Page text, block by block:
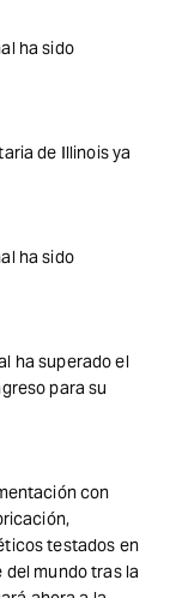
ha sido
de Illinois ya
ha sido
ha superado el
para su
con
testados en
mundo tras la